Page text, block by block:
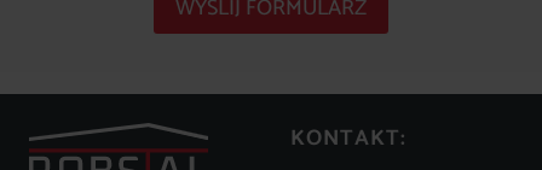
WYŚLIJ FORMULARZ
KONTAKT: